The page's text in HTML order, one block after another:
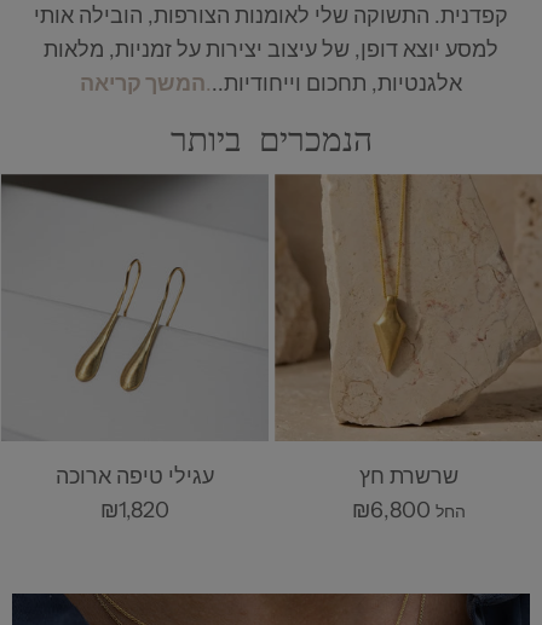
קפדנית. התשוקה שלי לאומנות הצורפות, הובילה אותי
למסע יוצא דופן, של עיצוב יצירות על זמניות, מלאות
אלגנטיות, תחכום וייחודיות...המשך קריאה
הנמכרים ביותר
שרשרת חץ
החל ₪6,800
טבעת מעין
החל ₪1,880